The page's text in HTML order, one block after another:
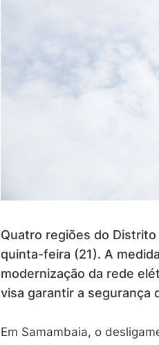
Quatro regiões do
quinta-feira (21). A
modernização da rede
visa garantir a segurança
Em Samambaia, o